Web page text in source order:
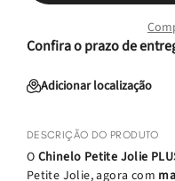
Confira o prazo de
Adicionar localização
DESCRIÇÃO DO PRODUTO
O Chinelo Petite Jolie
Petite Jolie, agora com